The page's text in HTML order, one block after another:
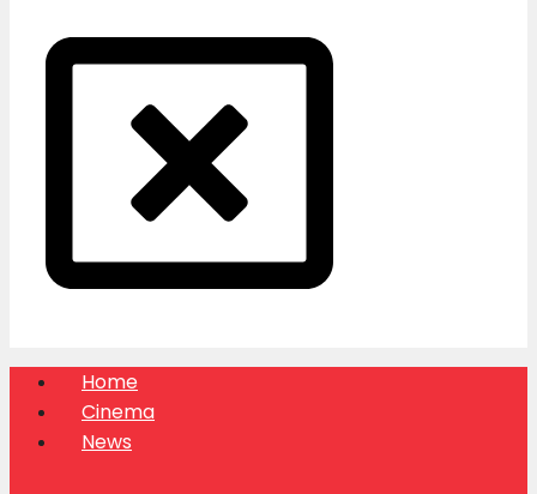
Home
Cinema
News